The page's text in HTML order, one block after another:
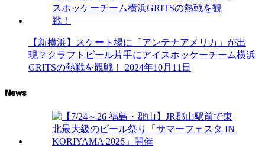
【新横浜】スケート場に「アンテナアメリカ」が出
現？クラフトビール片手にアイスホッケーチーム横浜
GRITSの熱戦を観戦！
2024年10月11日
News